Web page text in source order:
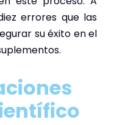
errores que las
su éxito en el